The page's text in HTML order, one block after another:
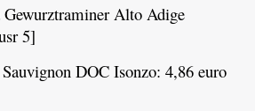
Gewurztraminer Alto Adige
5]
DOC Isonzo: 4,86 euro